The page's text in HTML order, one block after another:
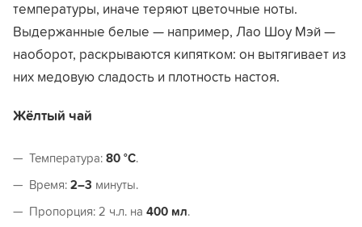
температуры, иначе теряют цветочные ноты.
Выдержанные белые — например, Лао Шоу Мэй —
наоборот, раскрываются кипятком: он вытягивает из
них медовую сладость и плотность настоя.
Жёлтый чай
Температура: 80 °C.
Время: 2–3 минуты.
Пропорция: 2 ч.л. на 400 мл.